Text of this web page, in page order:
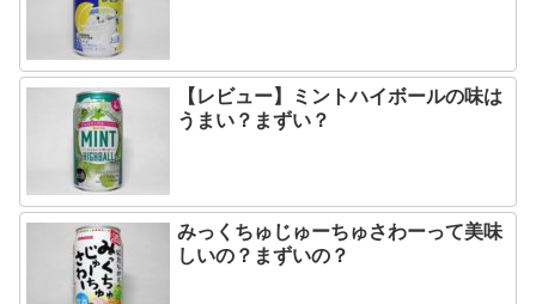
【レビュー】ミントハイボールの味は
うまい？まずい？
みっくちゅじゅーちゅさわーって美味
しいの？まずいの？